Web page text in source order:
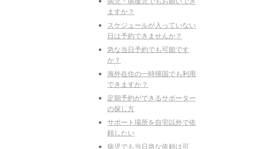
ますか？
スケジュールが入っていない
日は予約できませんか？
急な当日予約でも可能です
か？
海外在住の一時帰国でも利用
できますか？
定期予約ができるサポーター
の探し方
サポート場所を自宅以外で依
頼したい
病児でも当日急な依頼は可